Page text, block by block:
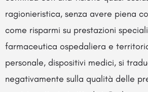
ragionieristica, senza avere piena
come risparmi su prestazioni
farmaceutica ospedaliera e
personale, dispositivi medici, si
negativamente sulla qualità delle